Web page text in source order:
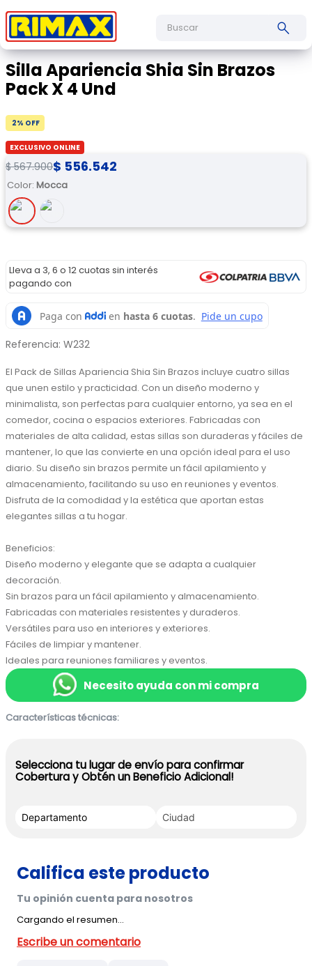
Silla Apariencia Shia Sin Brazos
Pack X 4 Und
2% OFF
EXCLUSIVO ONLINE
$ 567.900$ 556.542
Color: Mocca
Lleva a 3, 6 o 12 cuotas sin interés
pagando con
Referencia: W232
El Pack de Sillas Apariencia Shia Sin Brazos incluye cuatro sillas
que unen estilo y practicidad. Con un diseño moderno y
minimalista, son perfectas para cualquier entorno, ya sea en el
comedor, cocina o espacios exteriores. Fabricadas con
materiales de alta calidad, estas sillas son duraderas y fáciles de
mantener, lo que las convierte en una opción ideal para el uso
diario. Su diseño sin brazos permite un fácil apilamiento y
almacenamiento, facilitando su uso en reuniones y eventos.
Disfruta de la comodidad y la estética que aportan estas
elegantes sillas a tu hogar.
Beneficios:
Diseño moderno y elegante que se adapta a cualquier
decoración.
Sin brazos para un fácil apilamiento y almacenamiento.
Fabricadas con materiales resistentes y duraderos.
Versátiles para uso en interiores y exteriores.
Fáciles de limpiar y mantener.
Ideales para reuniones familiares y eventos.
Necesito ayuda con mi compra
Características técnicas:
Selecciona tu lugar de envío para confirmar
Cobertura y Obtén un Beneficio Adicional!
Cargando el resumen…